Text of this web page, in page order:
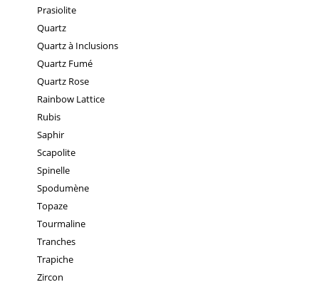
Prasiolite
Quartz
Quartz à Inclusions
Quartz Fumé
Quartz Rose
Rainbow Lattice
Rubis
Saphir
Scapolite
Spinelle
Spodumène
Topaze
Tourmaline
Tranches
Trapiche
Zircon